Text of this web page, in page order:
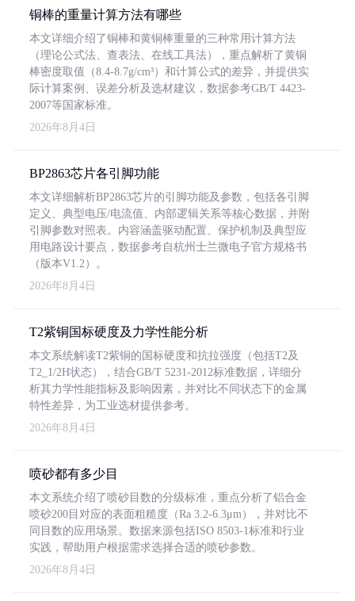
铜棒的重量计算方法有哪些
本文详细介绍了铜棒和黄铜棒重量的三种常用计算方法
（理论公式法、查表法、在线工具法），重点解析了黄铜
棒密度取值（8.4-8.7g/cm³）和计算公式的差异，并提供实
际计算案例、误差分析及选材建议，数据参考GB/T 4423-
2007等国家标准。
2026年8月4日
BP2863芯片各引脚功能
本文详细解析BP2863芯片的引脚功能及参数，包括各引脚
定义、典型电压/电流值、内部逻辑关系等核心数据，并附
引脚参数对照表。内容涵盖驱动配置、保护机制及典型应
用电路设计要点，数据参考自杭州士兰微电子官方规格书
（版本V1.2）。
2026年8月4日
T2紫铜国标硬度及力学性能分析
本文系统解读T2紫铜的国标硬度和抗拉强度（包括T2及
T2_1/2H状态），结合GB/T 5231-2012标准数据，详细分
析其力学性能指标及影响因素，并对比不同状态下的金属
特性差异，为工业选材提供参考。
2026年8月4日
喷砂都有多少目
本文系统介绍了喷砂目数的分级标准，重点分析了铝合金
喷砂200目对应的表面粗糙度（Ra 3.2-6.3μm），并对比不
同目数的应用场景。数据来源包括ISO 8503-1标准和行业
实践，帮助用户根据需求选择合适的喷砂参数。
2026年8月4日